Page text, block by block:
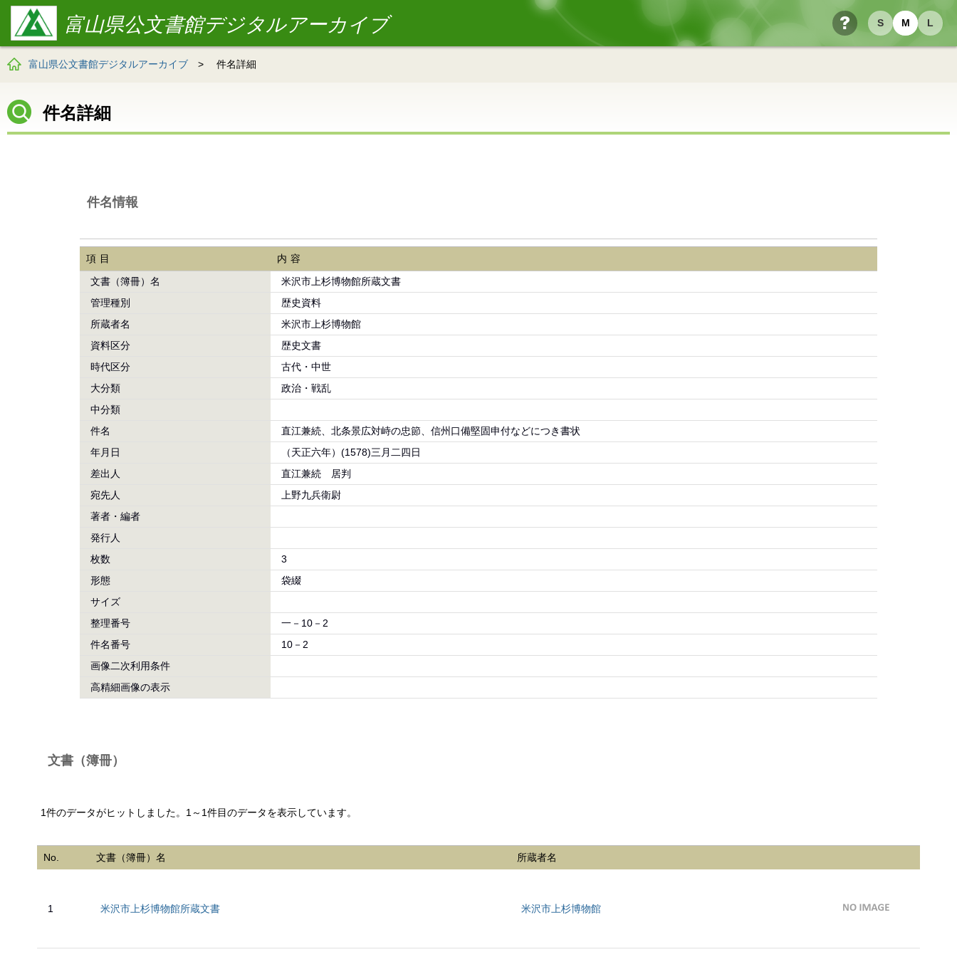
S M L
ヘルプ
富山県公文書館デジタルアーカイブ
富山県公文書館デジタルアーカイブ > 件名詳細
件名詳細
件名情報
項目
内容
文書（簿冊）名
米沢市上杉博物館所蔵文書
管理種別
歴史資料
所蔵者名
米沢市上杉博物館
資料区分
歴史文書
時代区分
古代・中世
大分類
政治・戦乱
中分類
件名
直江兼続、北条景広対峙の忠節、信州口備堅固申付などにつき書状
年月日
（天正六年）(1578)三月二四日
差出人
直江兼続 居判
宛先人
上野九兵衛尉
著者・編者
発行人
枚数
3
形態
袋綴
サイズ
整理番号
一－10－2
件名番号
10－2
画像二次利用条件
高精細画像の表示
文書（簿冊）
1件のデータがヒットしました。1～1件目のデータを表示しています。
No. 文書（簿冊）名 所蔵者名
1 米沢市上杉博物館所蔵文書 米沢市上杉博物館